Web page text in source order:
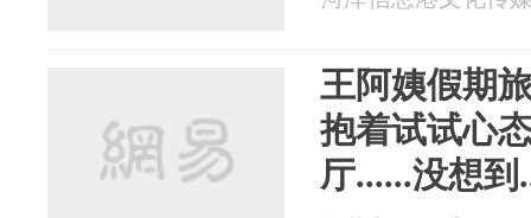
王阿姨假期
抱着试试心
厅......没想到